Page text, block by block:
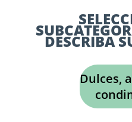
DESCRIBA
Dulces,